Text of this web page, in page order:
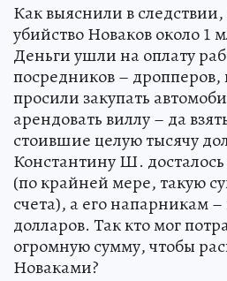
Как выяснили в
убийство Новаков около 1
Деньги ушли на оплату
посредников –
просили закупать
арендовать виллу – да
стоившие целую тысячу
Константину Ш. досталось
(по крайней мере, такую
счета), а его напарникам –
долларов. Так кто мог
огромную сумму, чтобы
Новаками?